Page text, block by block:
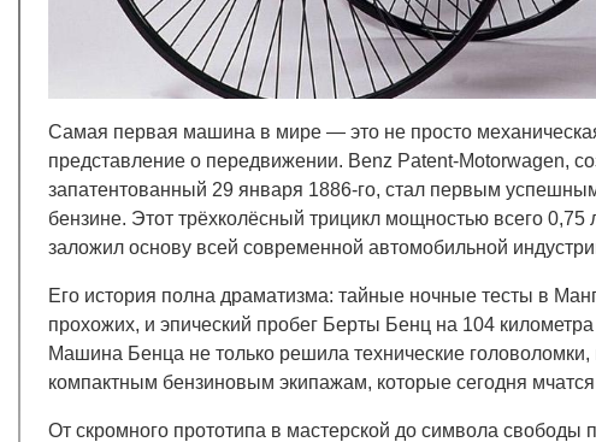
Самая первая машина в мире — это не просто
представление о передвижении. Benz Patent-Motorwagen,
запатентованный 29 января 1886-го, стал первым
бензине. Этот трёхколёсный трицикл мощностью всего
заложил основу всей современной автомобильной
Его история полна драматизма: тайные ночные тесты в
прохожих, и эпический пробег Берты Бенц на 104
Машина Бенца не только решила технические
компактным бензиновым экипажам, которые сегодня
От скромного прототипа в мастерской до символа